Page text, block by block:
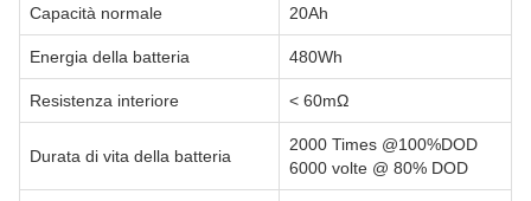
Capacità normale 20Ah
Energia della batteria 480Wh
Resistenza interiore < 60mΩ
Durata di vita della batteria
2000 Times @100%DOD
6000 volte @ 80% DOD